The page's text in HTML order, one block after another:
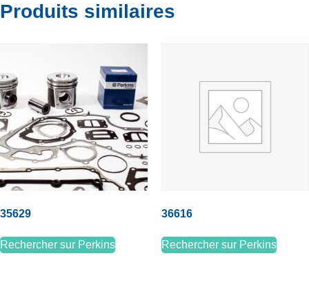
Produits similaires
35629
Rechercher sur Perkins
36616
Rechercher sur Perkins